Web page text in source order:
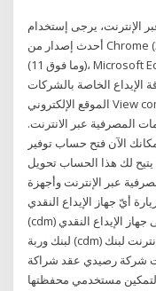
الإنترنت، يرجى إستخدام
أحدث إصدار من Chrome (35 وما فوق)، Firefox (30 وما فوق)، Safari
(11 وما فوق)، Microsoft Edge / Internet explorer ( 11 وما فوق) أو
أو أعلى. بطاقة الإيداع الخاصة بالشركات
الموقع الإلكتروني View complete sitemap. خدمات الأفراد. الحسابات;
المصرفية عبر الانترنت.
الآن فتح حساب توفير
يتيح لك هذا الحساب تحويل
عبر الإنترنت وأجهزة
أيّ جهاز الإيداع النقدي
(cdm) يمكنك بإدارة المودعين النقديين لشركتك على جهاز الإيداع النقدي
لبنك وربة (cdm) من خلال الخدمات المصرفية للشركات عبر الإنترنت لبنك
شركة رصيدي عقد شراكة
لتمكين مستخدمي محفظتها